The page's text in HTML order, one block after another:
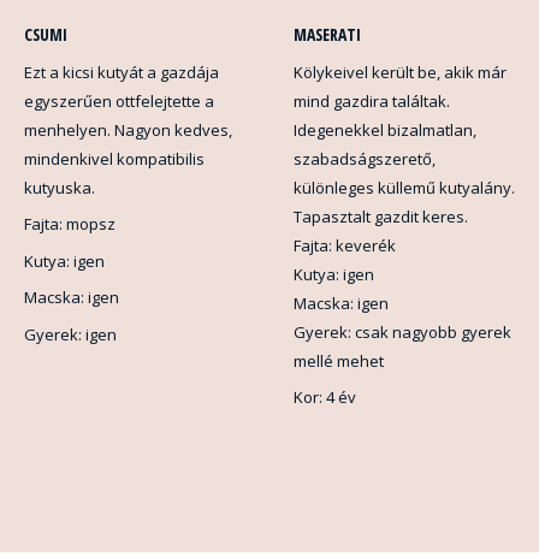
CSUMI
Ezt a kicsi kutyát a gazdája
egyszerűen ottfelejtette a
menhelyen. Nagyon kedves,
mindenkivel kompatibilis
kutyuska.
Fajta: mopsz
Kutya: igen
Macska: igen
Gyerek: igen
MASERATI
Kölykeivel került be, akik már
mind gazdira találtak.
Idegenekkel bizalmatlan,
szabadságszerető,
különleges küllemű kutyalány.
Tapasztalt gazdit keres.
Fajta: keverék
Kutya: igen
Macska: igen
Gyerek: csak nagyobb gyerek
mellé mehet
Kor: 4 év